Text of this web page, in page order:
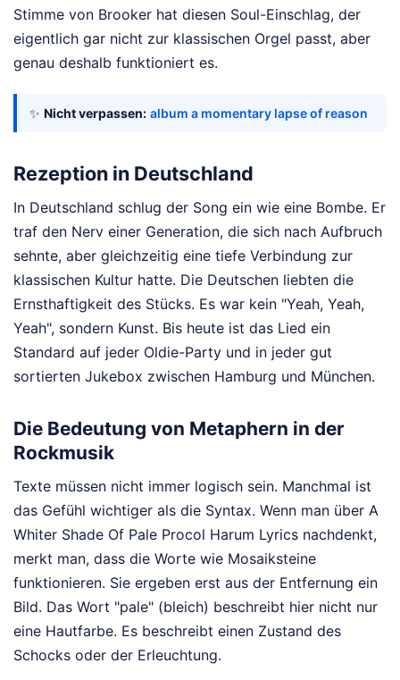
Stimme von Brooker hat diesen Soul-Einschlag, der
eigentlich gar nicht zur klassischen Orgel passt, aber
genau deshalb funktioniert es.
✨ Nicht verpassen: album a momentary lapse of reason
Rezeption in Deutschland
In Deutschland schlug der Song ein wie eine Bombe. Er
traf den Nerv einer Generation, die sich nach Aufbruch
sehnte, aber gleichzeitig eine tiefe Verbindung zur
klassischen Kultur hatte. Die Deutschen liebten die
Ernsthaftigkeit des Stücks. Es war kein "Yeah, Yeah,
Yeah", sondern Kunst. Bis heute ist das Lied ein
Standard auf jeder Oldie-Party und in jeder gut
sortierten Jukebox zwischen Hamburg und München.
Die Bedeutung von Metaphern in der
Rockmusik
Texte müssen nicht immer logisch sein. Manchmal ist
das Gefühl wichtiger als die Syntax. Wenn man über A
Whiter Shade Of Pale Procol Harum Lyrics nachdenkt,
merkt man, dass die Worte wie Mosaiksteine
funktionieren. Sie ergeben erst aus der Entfernung ein
Bild. Das Wort "pale" (bleich) beschreibt hier nicht nur
eine Hautfarbe. Es beschreibt einen Zustand des
Schocks oder der Erleuchtung.